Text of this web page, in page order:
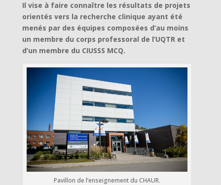
Il vise à faire connaître les résultats de projets
orientés vers la recherche clinique ayant été
menés par des équipes composées d’au moins
un membre du corps professoral de l’UQTR et
d’un membre du CIUSSS MCQ.
Pavillon de l’enseignement du CHAUR.